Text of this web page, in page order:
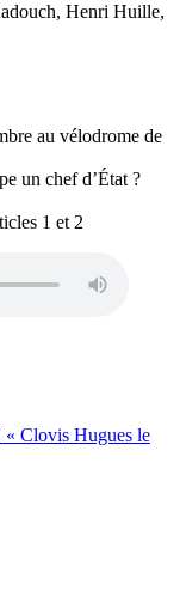
Henri Huille,
au vélodrome de
un chef d’État ?
1 et 2
« Clovis Hugues le